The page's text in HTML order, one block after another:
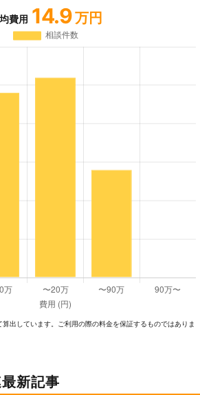
費用 14.9 万円
出しています。ご利⽤の際の料⾦を保証するものではありま
新記事